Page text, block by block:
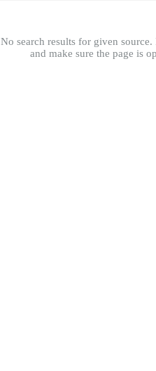
No search results for given source.
and make sure the page is